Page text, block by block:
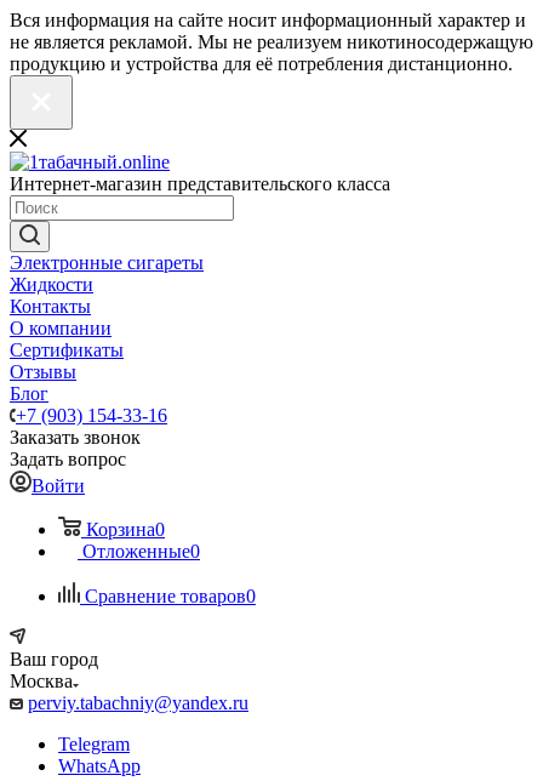
Вся информация на сайте носит информационный характер и
не является рекламой. Мы не реализуем никотиносодержащую
продукцию и устройства для её потребления дистанционно.
Интернет-магазин представительского класса
Электронные сигареты
Жидкости
Контакты
О компании
Сертификаты
Отзывы
Блог
+7 (903) 154-33-16
Заказать звонок
Задать вопрос
Войти
Корзина0
Отложенные0
Сравнение товаров0
Ваш город
Москва
perviy.tabachniy@yandex.ru
Telegram
WhatsApp